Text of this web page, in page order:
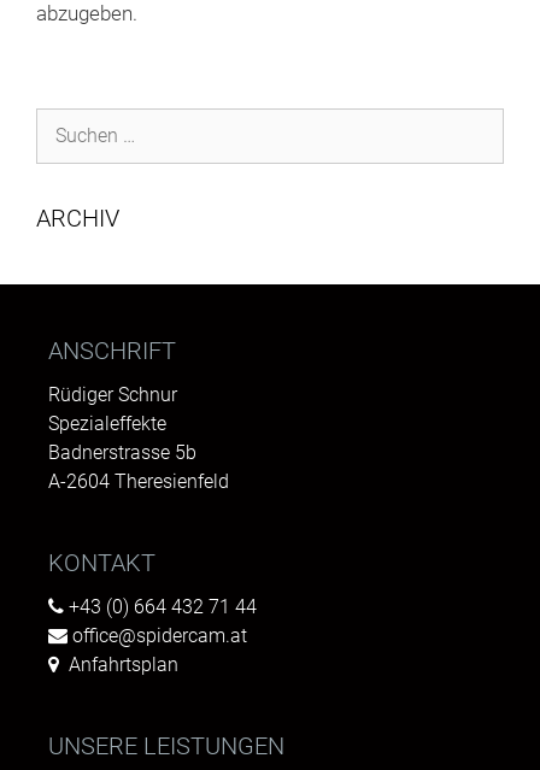
abzugeben.
nach:
ARCHIV
ANSCHRIFT
Rüdiger Schnur
Spezialeffekte
Badnerstrasse 5b
A-2604 Theresienfeld
KONTAKT
+43 (0) 664 432 71 44
office@spidercam.at
Anfahrtsplan
UNSERE LEISTUNGEN